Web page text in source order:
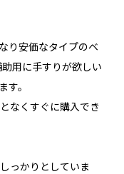
り安価なタイプのベ
用に手すりが欲しい
す。
なくすぐに購入でき
っかりとしていま